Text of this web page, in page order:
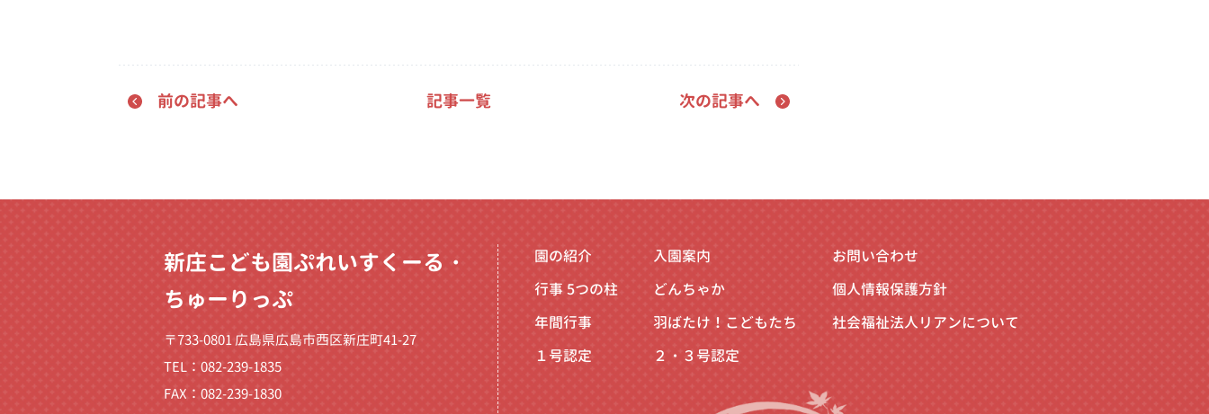
前の記事へ 記事一覧 次の記事へ
新庄こども園ぷれいすくーる・
ちゅーりっぷ
〒733-0801 広島県広島市西区新庄町41-27
TEL：082-239-1835
FAX：082-239-1830
園の紹介
行事5つの柱
年間行事
１号認定
入園案内
どんちゃか
羽ばたけ！こどもたち
２・３号認定
お問い合わせ
個人情報保護方針
社会福祉法人リアンについて